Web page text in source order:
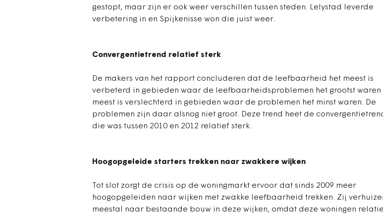
gestopt, maar zijn er ook weer verschillen tussen steden. Lelystad leverde
verbetering in en Spijkenisse won die juist weer.
Convergentietrend relatief sterk
De makers van het rapport concluderen dat de leefbaarheid het meest is
verbeterd in gebieden waar de leefbaarheidsproblemen het grootst waren
meest is verslechterd in gebieden waar de problemen het minst waren. De
problemen zijn daar alsnog niet groot. Deze trend heet de
die was tussen 2010 en 2012 relatief sterk.
Hoogopgeleide starters trekken naar zwakkere wijken
Tot slot zorgt de crisis op de woningmarkt ervoor dat sinds 2009 meer
hoogopgeleiden naar wijken met zwakke leefbaarheid trekken. Zij
meestal naar bestaande bouw in deze wijken, omdat deze woningen